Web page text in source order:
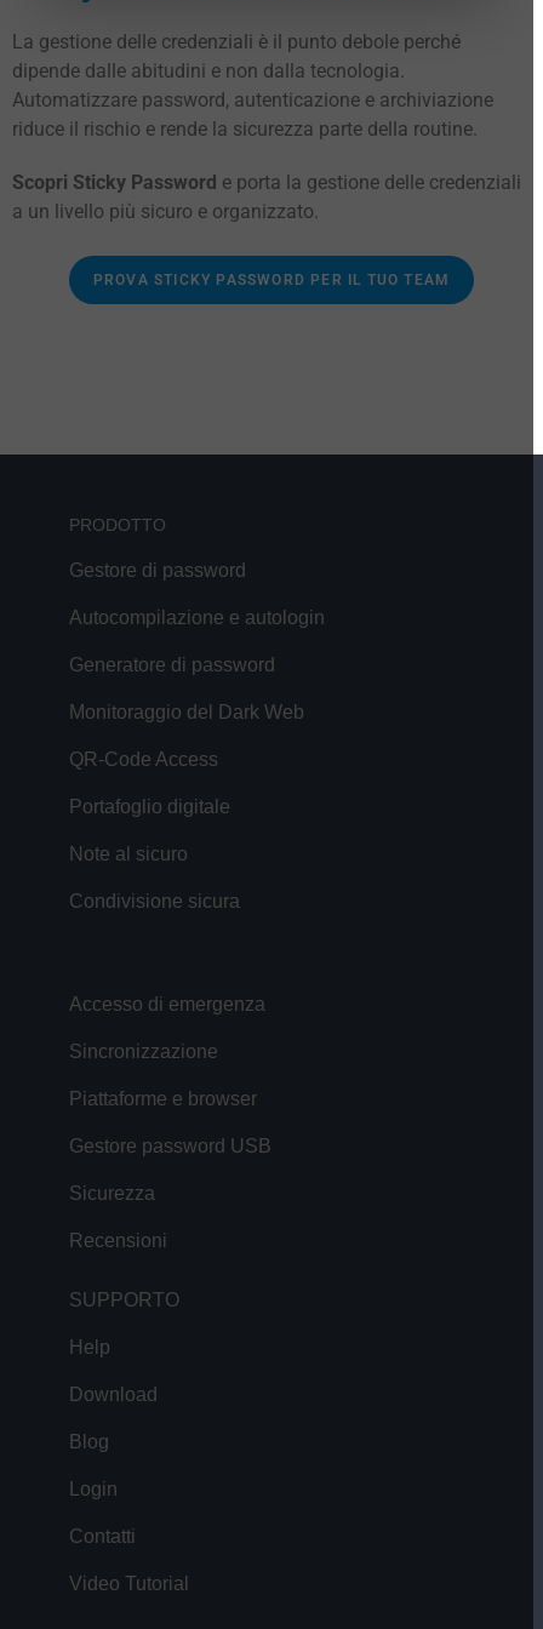
La gestione delle credenziali è il punto debole perché
dipende dalle abitudini e non dalla tecnologia.
Automatizzare password, autenticazione e archiviazione
riduce il rischio e rende la sicurezza parte della routine.
Scopri Sticky Password e porta la gestione delle credenziali
a un livello più sicuro e organizzato.
PROVA STICKY PASSWORD PER IL TUO TEAM
PRODOTTO
Gestore di password
Autocompilazione e autologin
Generatore di password
Monitoraggio del Dark Web
QR-Code Access
Portafoglio digitale
Note al sicuro
Condivisione sicura
Accesso di emergenza
Sincronizzazione
Piattaforme e browser
Gestore password USB
Sicurezza
Recensioni
SUPPORTO
Help
Download
Blog
Login
Contatti
Video Tutorial